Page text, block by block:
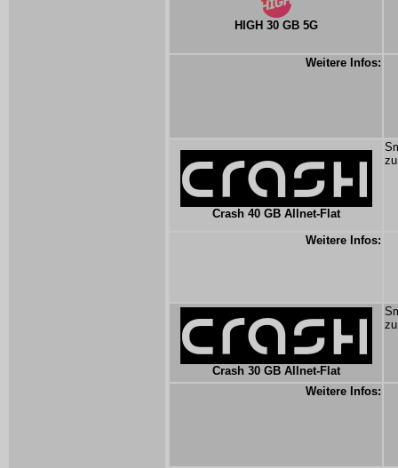
HIGH 30 GB 5G
Weitere Infos:
Crash 40 GB Allnet-Flat
Weitere Infos:
Crash 30 GB Allnet-Flat
Weitere Infos: